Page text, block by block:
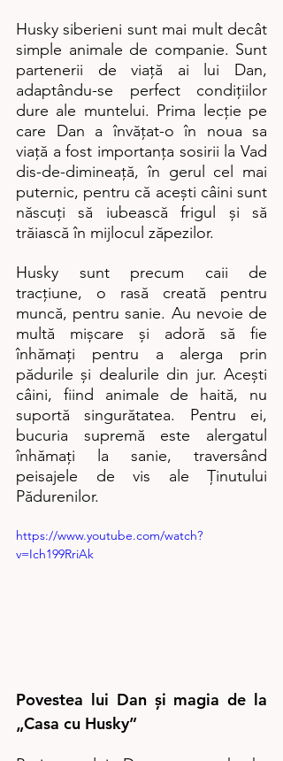
Husky siberieni sunt mai mult decât
simple animale de companie. Sunt
partenerii de viață ai lui Dan,
adaptându-se perfect condițiilor
dure ale muntelui. Prima lecție pe
care Dan a învățat-o în noua sa
viață a fost importanța sosirii la Vad
dis-de-dimineață, în gerul cel mai
puternic, pentru că acești câini sunt
născuți să iubească frigul și să
trăiască în mijlocul zăpezilor.
Husky sunt precum caii de
tracțiune, o rasă creată pentru
muncă, pentru sanie. Au nevoie de
multă mișcare și adoră să fie
înhămați pentru a alerga prin
pădurile și dealurile din jur. Acești
câini, fiind animale de haită, nu
suportă singurătatea. Pentru ei,
bucuria supremă este alergatul
înhămați la sanie, traversând
peisajele de vis ale Ținutului
Pădurenilor.
https://www.youtube.com/watch?
v=Ich199RriAk
Povestea lui Dan și magia de la
„Casa cu Husky”